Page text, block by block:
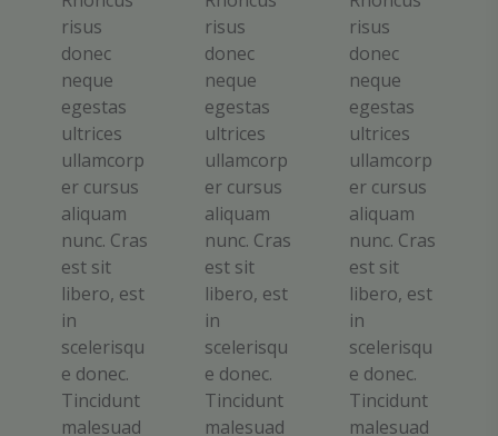
risus
donec
neque
egestas
ultrices
ullamcorp
er cursus
aliquam
nunc. Cras
est sit
libero, est
in
scelerisqu
e donec.
Tincidunt
malesuad
risus
donec
neque
egestas
ultrices
ullamcorp
er cursus
aliquam
nunc. Cras
est sit
libero, est
in
scelerisqu
e donec.
Tincidunt
malesuad
risus
donec
neque
egestas
ultrices
ullamcorp
er cursus
aliquam
nunc. Cras
est sit
libero, est
in
scelerisqu
e donec.
Tincidunt
malesuad